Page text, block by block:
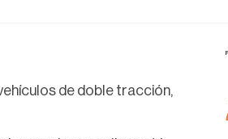
de doble tracción,